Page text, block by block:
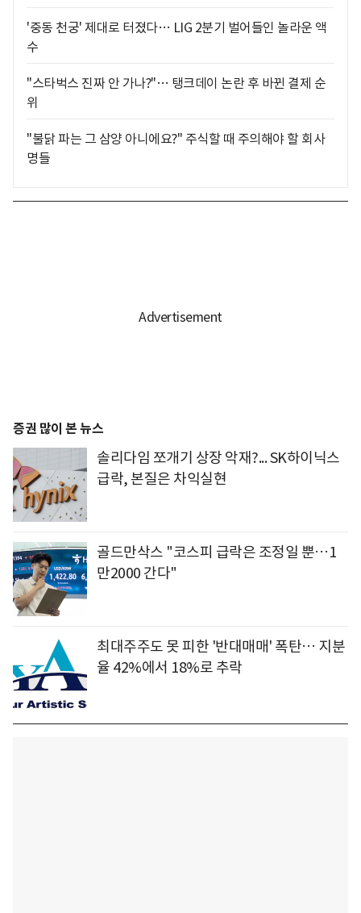
'중동 천궁' 제대로 터졌다… LIG 2분기 벌어들인 놀라운 액
수
"스타벅스 진짜 안 가나?"… 탱크데이 논란 후 바뀐 결제 순
위
"불닭 파는 그 삼양 아니에요?" 주식할 때 주의해야 할 회사
명들
증권 많이 본 뉴스
솔리다임 쪼개기 상장 악재?... SK하이닉스
급락, 본질은 차익실현
골드만삭스 "코스피 급락은 조정일 뿐…1
만2000 간다"
최대주주도 못 피한 '반대매매' 폭탄… 지분
율 42%에서 18%로 추락